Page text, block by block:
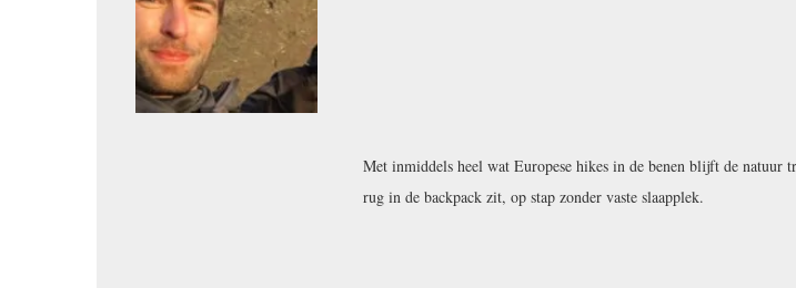
Met inmiddels heel wat Europese hikes in de benen blijft de natuur
rug in de backpack zit, op stap zonder vaste slaapplek.